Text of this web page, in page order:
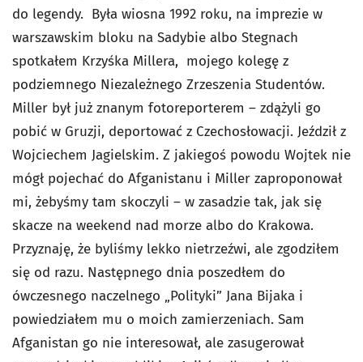
do legendy. Była wiosna 1992 roku, na imprezie w
warszawskim bloku na Sadybie albo Stegnach
spotkałem Krzyśka Millera, mojego kolegę z
podziemnego Niezależnego Zrzeszenia Studentów.
Miller był już znanym fotoreporterem – zdążyli go
pobić w Gruzji, deportować z Czechosłowacji. Jeździł z
Wojciechem Jagielskim. Z jakiegoś powodu Wojtek nie
mógł pojechać do Afganistanu i Miller zaproponował
mi, żebyśmy tam skoczyli – w zasadzie tak, jak się
skacze na weekend nad morze albo do Krakowa.
Przyznaję, że byliśmy lekko nietrzeźwi, ale zgodziłem
się od razu. Następnego dnia poszedłem do
ówczesnego naczelnego „Polityki” Jana Bijaka i
powiedziałem mu o moich zamierzeniach. Sam
Afganistan go nie interesował, ale zasugerował